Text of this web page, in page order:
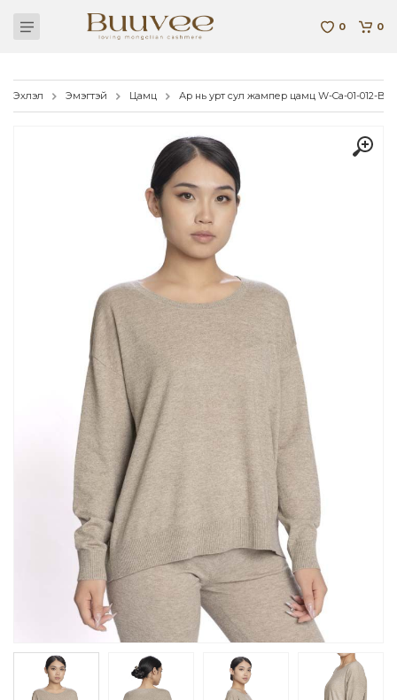
0 0
Эхлэл Эмэгтэй Цамц Ар нь урт сул жампер цамц W-Ca-01-012-B-